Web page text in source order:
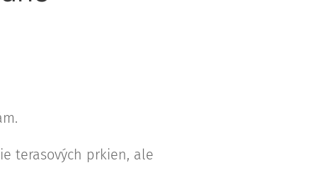
terasových prkien, ale